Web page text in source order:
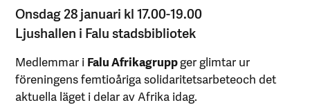
Onsdag 28 januari kl 17.00-19.00
Ljushallen i Falu stadsbibliotek
Medlemmar i Falu Afrikagruppger glimtar ur
föreningens femtioåriga solidaritetsarbeteoch det
aktuella läget i delar av Afrika idag.